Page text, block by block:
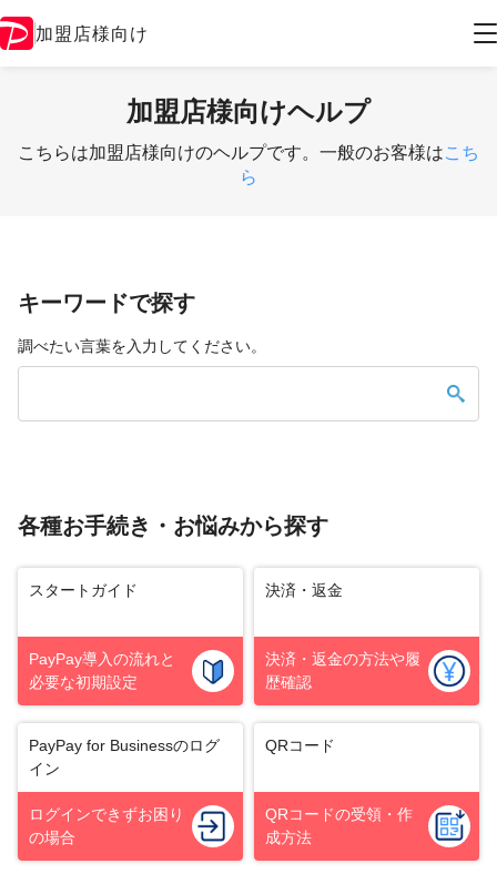
加盟店様向け
加盟店様向けヘルプ
こちらは加盟店様向けのヘルプです。一般のお客様はこち
ら
キーワードで探す
調べたい言葉を入力してください。
各種お手続き・お悩みから探す
スタートガイド
PayPay導入の流れと
必要な初期設定
決済・返金
決済・返金の方法や履
歴確認
PayPay for Businessのログ
イン
ログインできずお困り
の場合
QRコード
QRコードの受領・ 作
成方法